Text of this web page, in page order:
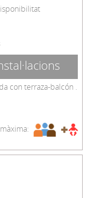
con terraza-balcón .